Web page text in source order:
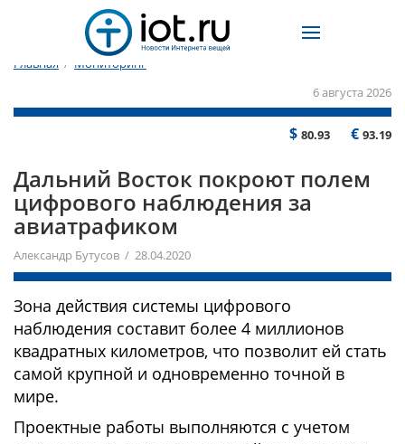
Главная / Мониторинг
6 августа 2026
$ 80.93 € 93.19
Дальний Восток покроют полем
цифрового наблюдения за
авиатрафиком
Александр Бутусов / 28.04.2020
Зона действия системы цифрового
наблюдения составит более 4 миллионов
квадратных километров, что позволит ей стать
самой крупной и одновременно точной в
мире.
Проектные работы выполняются с учетом